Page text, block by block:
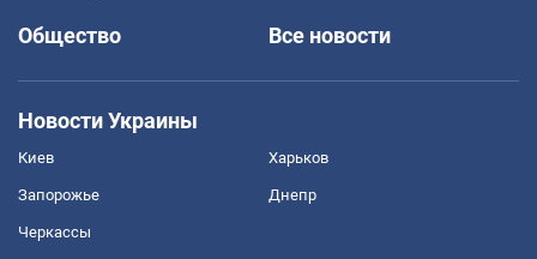
Общество
Все новости
Новости Украины
Киев Харьков
Запорожье Днепр
Черкассы